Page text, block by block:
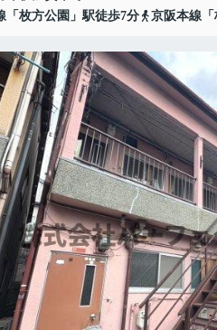
「枚方公園」駅徒歩7分
京阪本線